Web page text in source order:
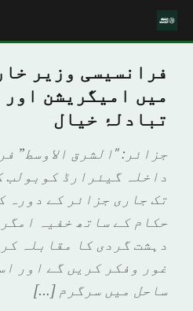
فرانسیسی وزیر
میں امیگریشن اور
تبادلۂ خیال
جزائر: "الشرق الاوسط”
داخلہ گیئرارڈ کوبولب
تک جاری جزائر کے دورہ
حکام کے ساتھ خفیہ
دہشت گردی کا مقابلہ
غور وفکر کریں گے اور
ساحل میں سرگرم […]